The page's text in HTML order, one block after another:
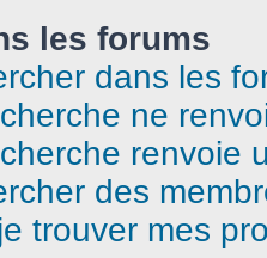
les forums
dans les
ne
renvoie
des
trouver mes